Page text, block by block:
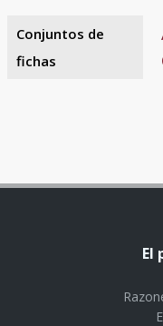
Conjuntos de
fichas
El